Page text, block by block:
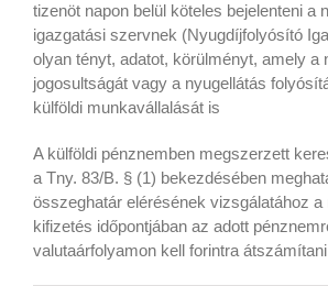
tizenöt napon belül köteles bejelenteni a
igazgatási szervnek (Nyugdíjfolyósító
olyan tényt, adatot, körülményt, amely a
jogosultságát vagy a nyugellátás
külföldi munkavállalását is
A külföldi pénznemben megszerzett
a Tny. 83/B. § (1) bekezdésében
összeghatár elérésének vizsgálatához
kifizetés időpontjában az adott
valutaárfolyamon kell forintra